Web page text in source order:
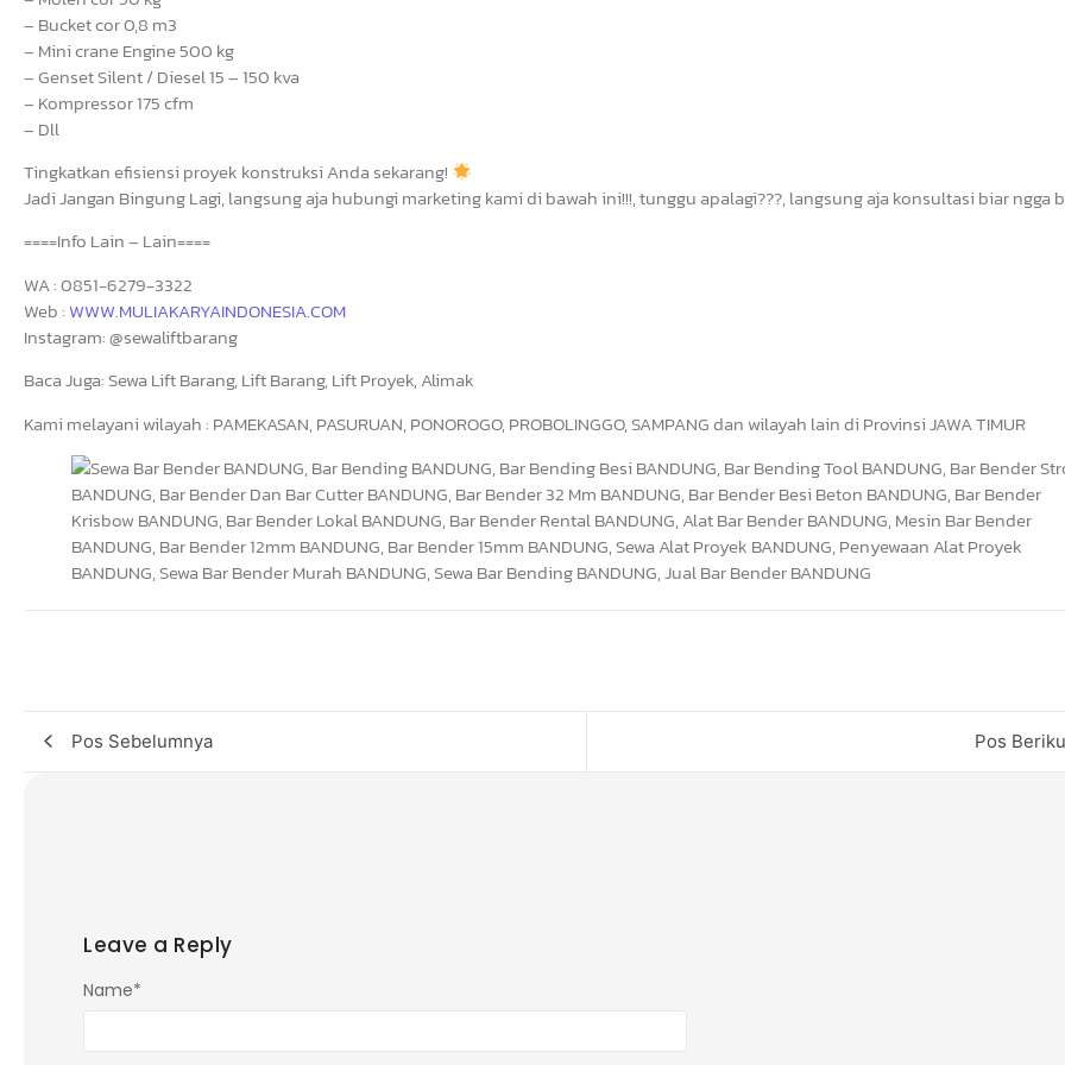
– Bucket cor 0,8 m3
– Mini crane Engine 500 kg
– Genset Silent / Diesel 15 – 150 kva
– Kompressor 175 cfm
– Dll
Tingkatkan efisiensi proyek konstruksi Anda sekarang!
Jadi Jangan Bingung Lagi, langsung aja hubungi marketing kami di bawah ini!!!, tunggu apalagi???, langsung aja konsultasi biar ngga
====Info Lain – Lain====
WA : 0851-6279-3322
Web : WWW.MULIAKARYAINDONESIA.COM
Instagram: @sewaliftbarang
Baca Juga: Sewa Lift Barang, Lift Barang, Lift Proyek, Alimak
Kami melayani wilayah : PAMEKASAN, PASURUAN, PONOROGO, PROBOLINGGO, SAMPANG dan wilayah lain di Provinsi JAWA TIMUR
Pos Sebelumnya Pos
Leave a Reply
Name*